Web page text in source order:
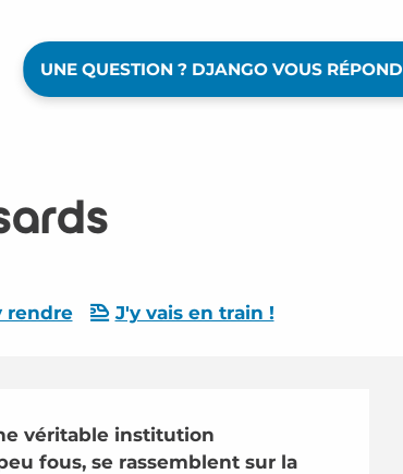
UNE QUESTION ? DJANGO VOUS RÉPOND
rendre J'y vais en train !
véritable institution
fous, se rassemblent sur la